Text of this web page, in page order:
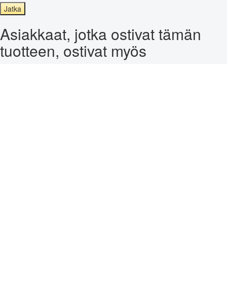
Jatka
Asiakkaat, jotka ostivat tämän
tuotteen, ostivat myös